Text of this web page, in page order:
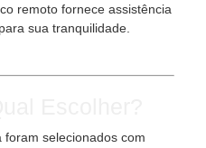
remoto fornece assistência
sua tranquilidade.
foram selecionados com